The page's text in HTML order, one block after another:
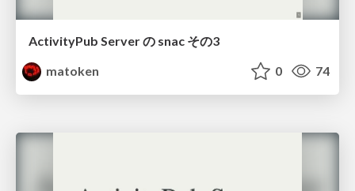
ActivityPub Server の snac その3
matoken
0 74